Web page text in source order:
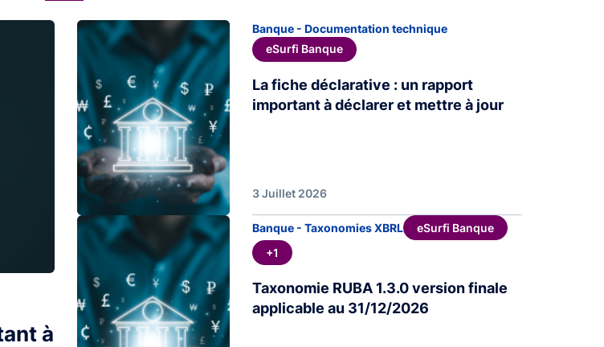
à
Image
Banque - Documentation technique
eSurfi Banque
La fiche déclarative : un rapport
important à déclarer et mettre à jour
3 Juillet 2026
Image Banque - Taxonomies XBRL
eSurfi Banque
+1
Taxonomie RUBA 1.3.0 version finale
applicable au 31/12/2026